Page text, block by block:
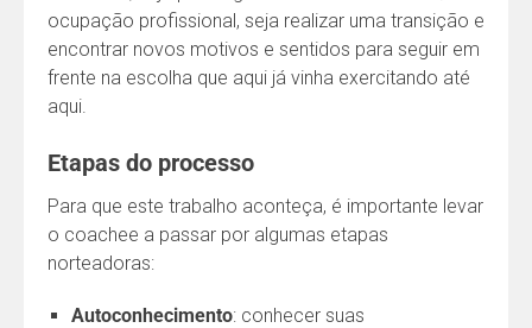
ocupação profissional, seja realizar uma transição e
encontrar novos motivos e sentidos para seguir em
frente na escolha que aqui já vinha exercitando até
aqui.
Etapas do processo
Para que este trabalho aconteça, é importante levar
o coachee a passar por algumas etapas
norteadoras:
Autoconhecimento: conhecer suas